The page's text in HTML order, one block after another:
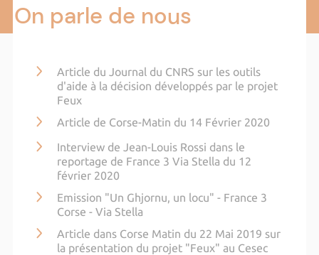
On parle de nous
Article du Journal du CNRS sur les outils
d'aide à la décision développés par le projet
Feux
Article de Corse-Matin du 14 Février 2020
Interview de Jean-Louis Rossi dans le
reportage de France 3 Via Stella du 12
février 2020
Emission "Un Ghjornu, un locu" - France 3
Corse - Via Stella
Article dans Corse Matin du 22 Mai 2019 sur
la présentation du projet "Feux" au Cesec